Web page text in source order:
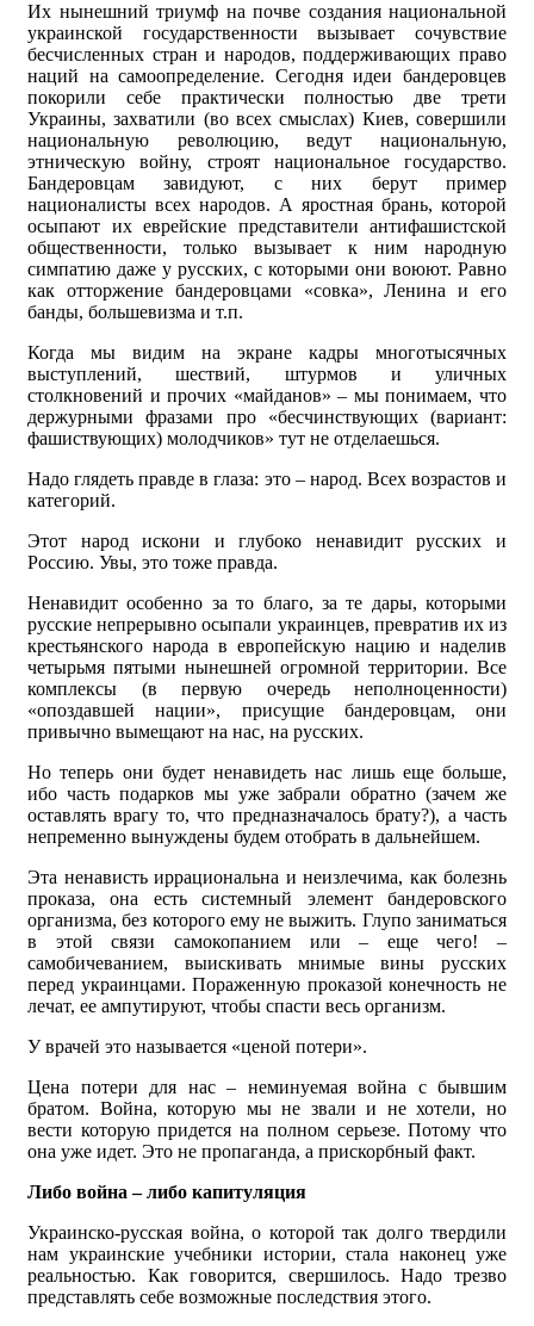
Их нынешний триумф на почве создания национальной
украинской государственности вызывает сочувствие
бесчисленных стран и народов, поддерживающих право
наций на самоопределение. Сегодня идеи бандеровцев
покорили себе практически полностью две трети
Украины, захватили (во всех смыслах) Киев, совершили
национальную революцию, ведут национальную,
этническую войну, строят национальное государство.
Бандеровцам завидуют, с них берут пример
националисты всех народов. А яростная брань, которой
осыпают их еврейские представители антифашистской
общественности, только вызывает к ним народную
симпатию даже у русских, с которыми они воюют. Равно
как отторжение бандеровцами «совка», Ленина и его
банды, большевизма и т.п.
Когда мы видим на экране кадры многотысячных
выступлений, шествий, штурмов и уличных
столкновений и прочих «майданов» – мы понимаем, что
держурными фразами про «бесчинствующих (вариант:
фашиствующих) молодчиков» тут не отделаешься.
Надо глядеть правде в глаза: это – народ. Всех возрастов и
категорий.
Этот народ искони и глубоко ненавидит русских и
Россию. Увы, это тоже правда.
Ненавидит особенно за то благо, за те дары, которыми
русские непрерывно осыпали украинцев, превратив их из
крестьянского народа в европейскую нацию и наделив
четырьмя пятыми нынешней огромной территории. Все
комплексы (в первую очередь неполноценности)
«опоздавшей нации», присущие бандеровцам, они
привычно вымещают на нас, на русских.
Но теперь они будет ненавидеть нас лишь еще больше,
ибо часть подарков мы уже забрали обратно (зачем же
оставлять врагу то, что предназначалось брату?), а часть
непременно вынуждены будем отобрать в дальнейшем.
Эта ненависть иррациональна и неизлечима, как болезнь
проказа, она есть системный элемент бандеровского
организма, без которого ему не выжить. Глупо заниматься
в этой связи самокопанием или – еще чего! –
самобичеванием, выискивать мнимые вины русских
перед украинцами. Пораженную проказой конечность не
лечат, ее ампутируют, чтобы спасти весь организм.
У врачей это называется «ценой потери».
Цена потери для нас – неминуемая война с бывшим
братом. Война, которую мы не звали и не хотели, но
вести которую придется на полном серьезе. Потому что
она уже идет. Это не пропаганда, а прискорбный факт.
Либо война – либо капитуляция
Украинско-русская война, о которой так долго твердили
нам украинские учебники истории, стала наконец уже
реальностью. Как говорится, свершилось. Надо трезво
представлять себе возможные последствия этого.